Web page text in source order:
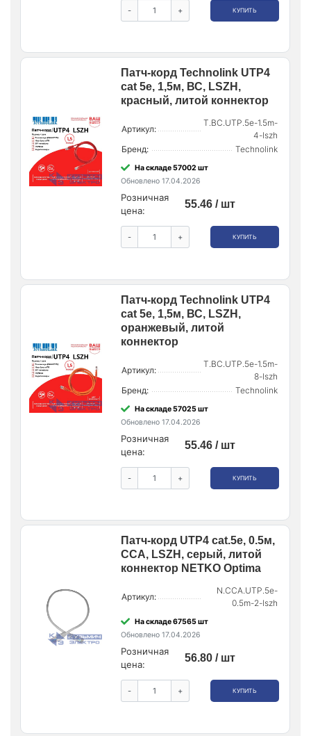
- + КУПИТЬ
Патч-корд Technolink UTP4
cat 5e, 1,5м, ВС, LSZH,
красный, литой коннектор
Артикул:
T.BC.UTP.5e-1.5m-
4-lszh
Бренд:
Technolink
На складе 57002 шт
Обновлено 17.04.2026
Розничная
цена:
55.46 / шт
- + КУПИТЬ
Патч-корд Technolink UTP4
cat 5e, 1,5м, ВС, LSZH,
оранжевый, литой
коннектор
Артикул:
T.BC.UTP.5e-1.5m-
8-lszh
Бренд:
Technolink
На складе 57025 шт
Обновлено 17.04.2026
Розничная
цена:
55.46 / шт
- + КУПИТЬ
Патч-корд UTP4 cat.5е, 0.5м,
CCA, LSZH, серый, литой
коннектор NETKO Optima
Артикул:
N.CCA.UTP.5e-
0.5m-2-lszh
На складе 67565 шт
Обновлено 17.04.2026
Розничная
цена:
56.80 / шт
- + КУПИТЬ